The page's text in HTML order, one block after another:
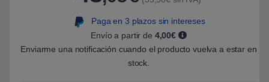
Paga en 3 plazos sin intereses
Envío a partir de 4,00€
Enviarme una notificación cuando el producto vuelva a estar en
stock.